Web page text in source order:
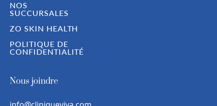
NOS
SUCCURSALES
ZO SKIN HEALTH
POLITIQUE DE
CONFIDENTIALITÉ
Nous joindre